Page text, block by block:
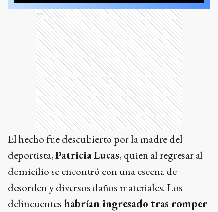
Ads
El hecho fue descubierto por la madre del
deportista,Patricia Lucas, quien al regresar al
domicilio se encontró con una escena de
desorden y diversos daños materiales. Los
delincuenteshabrían ingresado tras romper